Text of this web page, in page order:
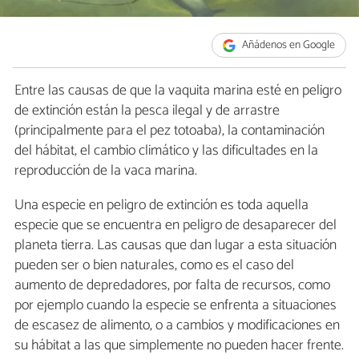
Añádenos en Google
Entre las causas de que la vaquita marina esté en peligro
de extinción están la pesca ilegal y de arrastre
(principalmente para el pez totoaba), la contaminación
del hábitat, el cambio climático y las dificultades en la
reproducción de la vaca marina.
Una especie en peligro de extinción es toda aquella
especie que se encuentra en peligro de desaparecer del
planeta tierra. Las causas que dan lugar a esta situación
pueden ser o bien naturales, como es el caso del
aumento de depredadores, por falta de recursos, como
por ejemplo cuando la especie se enfrenta a situaciones
de escasez de alimento, o a cambios y modificaciones en
su hábitat a las que simplemente no pueden hacer frente.